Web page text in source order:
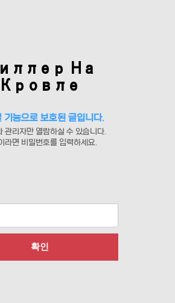
На
Кровле
기능으로 보호된 글입니다.
관리자만 열람하실 수 있습니다.
라면 비밀번호를 입력하세요.